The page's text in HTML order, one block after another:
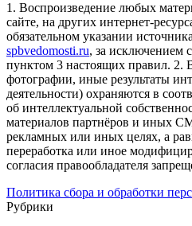
1. Воспроизведение любых
сайте, на других интернет-
обязательном указании
spbvedomosti.ru, за исключением
пунктом 3 настоящих правил. 2.
фотографии, иные результаты
деятельности) охраняются в
об интеллектуальной
материалов партнёров и иных
рекламных или иных целях, а
переработка или иное
согласия правообладателя
Политика сбора и обработки
Рубрики